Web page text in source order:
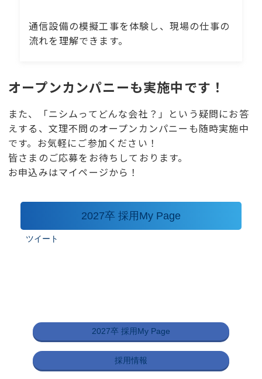
通信設備の模擬工事を体験し、現場の仕事の
流れを理解できます。
オープンカンパニーも実施中です！
また、「ニシムってどんな会社？」という疑問にお答
えする、文理不問のオープンカンパニーも随時実施中
です。お気軽にご参加ください！
皆さまのご応募をお待ちしております。
お申込みはマイページから！
2027卒 採用My Page
ツイート
2027卒 採用My Page
採用情報